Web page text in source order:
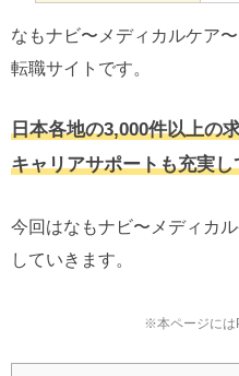
なもナビ〜メディカルケア
転職サイトです。
日本各地の3,000件以上の
キャリアサポートも充実し
今回はなもナビ〜メディカ
していきます。
※本ページには